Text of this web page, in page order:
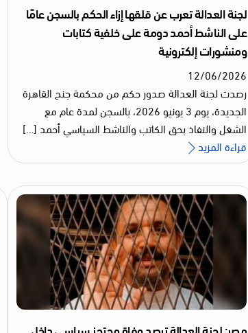
لجنة العدالة تعرب عن قلقها إزاء الحكم بالسجن عامًا
على الناشط أحمد دومة على خلفية كتابات
ومنشورات إلكترونية
12/06/2026
رصدت لجنة العدالة صدور حكم من محكمة جنح القاهرة
الجديدة، يوم 3 يونيو 2026، بالسجن لمدة عام مع
الشغل والنفاذ بحق الكاتب والناشط السياسي أحمد […]
قراءة المزيد